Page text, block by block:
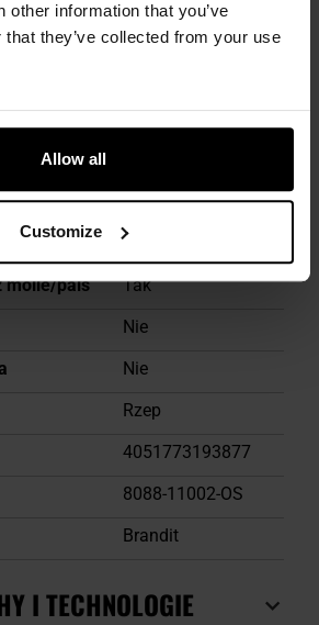
other information that you’ve
they’ve collected from your use
Allow all
Customize
Czarny
polipropylen
elastodien
65 g
molle/pals
Tak
Nie
Nie
Rzep
4051773193877
8088-11002-OS
Brandit
I TECHNOLOGIE